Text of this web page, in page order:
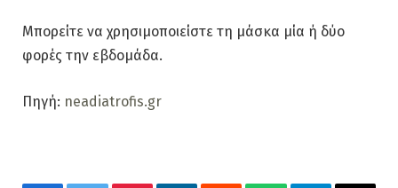
Μπορείτε να χρησιμοποιείστε τη μάσκα μία ή δύο
φορές την εβδομάδα.
Πηγή: neadiatrofis.gr